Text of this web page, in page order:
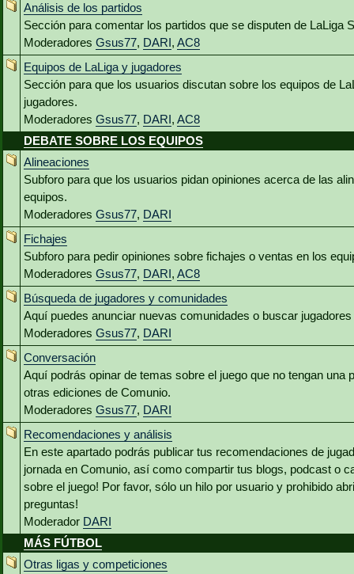
Análisis de los partidos
Sección para comentar los partidos que se disputen de LaLiga
Moderadores Gsus77, DARI, AC8
Equipos de LaLiga y jugadores
Sección para que los usuarios discutan sobre los equipos de
jugadores.
Moderadores Gsus77, DARI, AC8
DEBATE SOBRE LOS EQUIPOS
Alineaciones
Subforo para que los usuarios pidan opiniones acerca de las
equipos.
Moderadores Gsus77, DARI
Fichajes
Subforo para pedir opiniones sobre fichajes o ventas en los
Moderadores Gsus77, DARI, AC8
Búsqueda de jugadores y comunidades
Aquí puedes anunciar nuevas comunidades o buscar
Moderadores Gsus77, DARI
Conversación
Aquí podrás opinar de temas sobre el juego que no tengan una
otras ediciones de Comunio.
Moderadores Gsus77, DARI
Recomendaciones y análisis
En este apartado podrás publicar tus recomendaciones de
jornada en Comunio, así como compartir tus blogs, podcast o
sobre el juego! Por favor, sólo un hilo por usuario y prohibido
preguntas!
Moderador DARI
MÁS FÚTBOL
Otras ligas y competiciones